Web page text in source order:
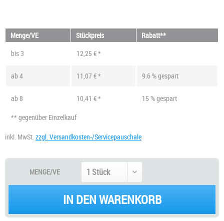
Menge/VE Stückpreis
Rabatt**
bis 3 12,25 € *
ab4 11,07 € * 9.6 % gespart
ab8 10,41 € *
15 % gespart
** gegenüber Einzelkauf
inkl. MwSt. zzgl. Versandkosten-/Servicepauschale
MENGE/VE
IN DEN WARENKORB